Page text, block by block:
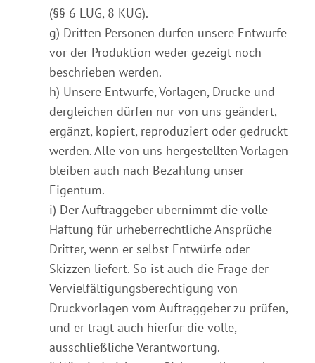
(§§ 6 LUG, 8 KUG).
g) Dritten Personen dürfen unsere Entwürfe
vor der Produktion weder gezeigt noch
beschrieben werden.
h) Unsere Entwürfe, Vorlagen, Drucke und
dergleichen dürfen nur von uns geändert,
ergänzt, kopiert, reproduziert oder gedruckt
werden. Alle von uns hergestellten Vorlagen
bleiben auch nach Bezahlung unser
Eigentum.
i) Der Auftraggeber übernimmt die volle
Haftung für urheberrechtliche Ansprüche
Dritter, wenn er selbst Entwürfe oder
Skizzen liefert. So ist auch die Frage der
Vervielfältigungsberechtigung von
Druckvorlagen vom Auftraggeber zu prüfen,
und er trägt auch hierfür die volle,
ausschließliche Verantwortung.